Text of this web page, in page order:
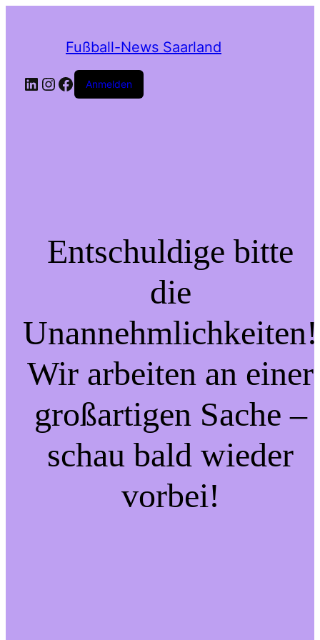
Fußball-News Saarland
Anmelden
Entschuldige bitte
die
Unannehmlichkeiten!
Wir arbeiten an einer
großartigen Sache –
schau bald wieder
vorbei!